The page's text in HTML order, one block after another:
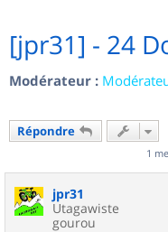
[jpr31] - 24
Modérateur :
Répondre
1
jpr31
Utagawiste
gourou